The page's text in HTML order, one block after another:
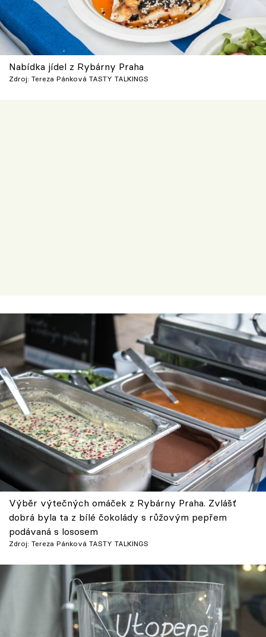
Nabídka jídel z Rybárny Praha
Zdroj: Tereza Pánková TASTY TALKINGS
Výběr výtečných omáček z Rybárny Praha. Zvlášť
dobrá byla ta z bílé čokolády s růžovým pepřem
podávaná s lososem
Zdroj: Tereza Pánková TASTY TALKINGS